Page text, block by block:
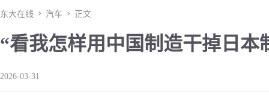
数码 民俗 招商
非遗 公益 娱乐 游戏 影视 明星 时尚 体育
东大在线  汽车  正文
“看我怎样用中国制造干掉日
2026-03-31